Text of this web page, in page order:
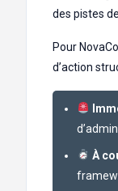
des pistes
Pour
d’action
À